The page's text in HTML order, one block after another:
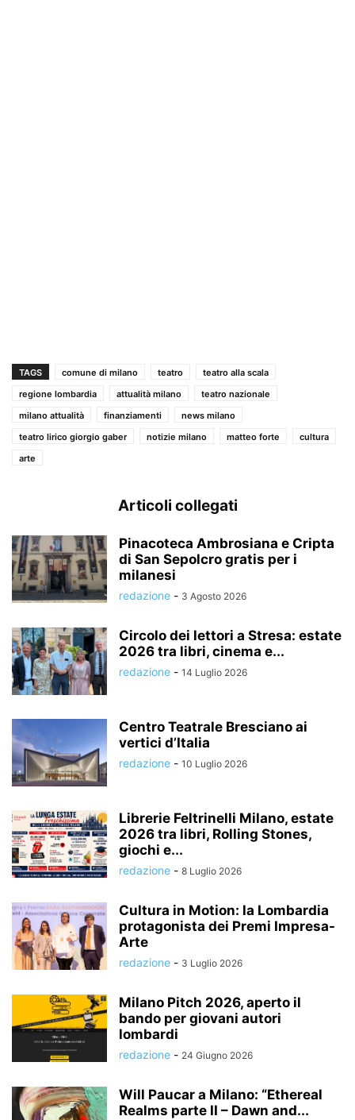
TAGS comune di milano teatro
teatro alla scala
regione lombardia
attualità milano
teatro nazionale
milano attualità
finanziamenti
news milano
teatro lirico giorgio gaber
notizie milano matteo forte
cultura
arte
Articoli collegati
Pinacoteca Ambrosiana e Cripta
di San Sepolcro gratis per i
milanesi
redazione - 3 Agosto 2026
Circolo dei lettori a Stresa: estate
2026 tra libri, cinema e...
redazione - 14 Luglio 2026
Centro Teatrale Bresciano ai
vertici d’Italia
redazione - 10 Luglio 2026
Librerie Feltrinelli Milano, estate
2026 tra libri, Rolling Stones,
giochi e...
redazione - 8 Luglio 2026
Cultura in Motion: la Lombardia
protagonista dei Premi Impresa-
Arte
redazione - 3 Luglio 2026
Milano Pitch 2026, aperto il
bando per giovani autori
lombardi
redazione - 24 Giugno 2026
Will Paucar a Milano: “Ethereal
Realms parte II – Dawn and...